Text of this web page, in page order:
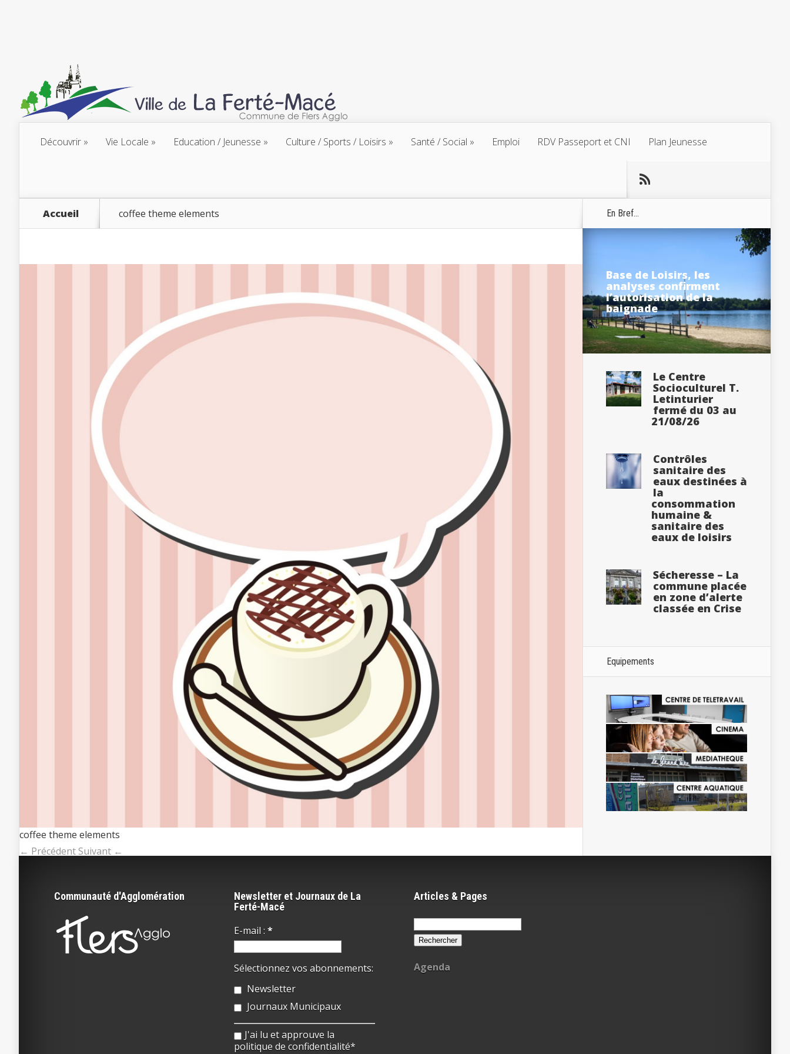
Découvrir Vie Locale Education / Jeunesse Culture / Sports / Loisirs Santé / Social Emploi RDV Passeport et CNI Plan Jeunesse
Accueil coffee theme elements
coffee theme elements
← Précédent Suivant ←
En Bref...
Base de Loisirs, les
analyses confirment
l’autorisation de la
baignade
Le Centre
Socioculturel T.
Letinturier
fermé du 03 au
21/08/26
Contrôles
sanitaire des
eaux destinées à
la
consommation
humaine &
sanitaire des
eaux de loisirs
Sécheresse – La
commune placée
en zone d’alerte
classée en Crise
Equipements
Communauté d'Agglomération
Newsletter et Journaux de La
Ferté-Macé
E-mail : *
Sélectionnez vos abonnements:
Newsletter
Journaux Municipaux
J'ai lu et approuve la
politique de confidentialité*
Articles & Pages
Rechercher :
Agenda